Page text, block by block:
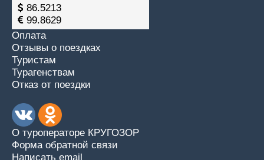
86.5213
99.8629
Оплата
Отзывы о поездках
Туристам
Турагенствам
Отказ от поездки
О туроператоре КРУГОЗОР
Форма обратной связи
Написать email